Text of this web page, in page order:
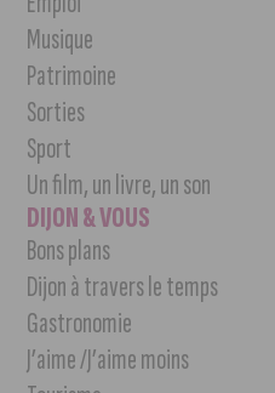
Musique
Patrimoine
Sorties
Sport
Un film, un livre, un son
DIJON & VOUS
Bons plans
Dijon à travers le temps
Gastronomie
J’aime /J’aime moins